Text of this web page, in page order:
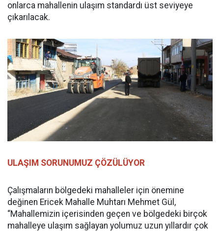
onlarca mahallenin ulaşım standardı üst seviyeye
çıkarılacak.
ULAŞIM SORUNUMUZ ÇÖZÜLÜYOR
Çalışmaların bölgedeki mahalleler için önemine
değinen Ericek Mahalle Muhtarı Mehmet Gül,
“Mahallemizin içerisinden geçen ve bölgedeki birçok
mahalleye ulaşım sağlayan yolumuz uzun yıllardır çok